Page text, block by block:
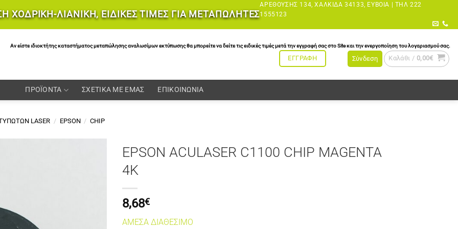
ΧΟΔΡΙΚΗ-ΛΙΑΝΙΚΗ, ΕΙΔΙΚΕΣ ΤΙΜΕΣ ΓΙΑ ΜΕΤΑΠΩΛΗΤΕΣ
ΑΡΕΘΟΎΣΗΣ 134, ΧΑΛΚΊΔΑ 34133, ΕΎΒΟΙΑ | ΤΗΛ 222
1555123
Αν είστε ιδιοκτήτης καταστήματος μεταπώλησης αναλωσίμων εκτύπωσης θα μπορείτε να δείτε τις ειδικές τιμές μετά την εγγραφή σας στο Site και την ενεργοποίηση του λογαριασμού σας.
ΕΓΓΡΑΦΗ Σύνδεση Καλάθι / 0,00€
ΠΡΟΪΟΝΤΑ ΣΧΕΤΙΚΑ ΜΕ ΕΜΑΣ ΕΠΙΚΟΙΝΩΝΙΑ
LASER / EPSON / CHIP
EPSON ACULASER C1100 CHIP MAGENTA
4K
8,68€
ΑΜΕΣΑ ΔΙΑΘΕΣΙΜΟ